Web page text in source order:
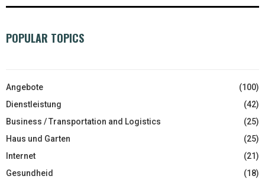
POPULAR TOPICS
Angebote
(100)
Dienstleistung
(42)
Business / Transportation and Logistics
(25)
Haus und Garten
(25)
Internet
(21)
Gesundheid
(18)